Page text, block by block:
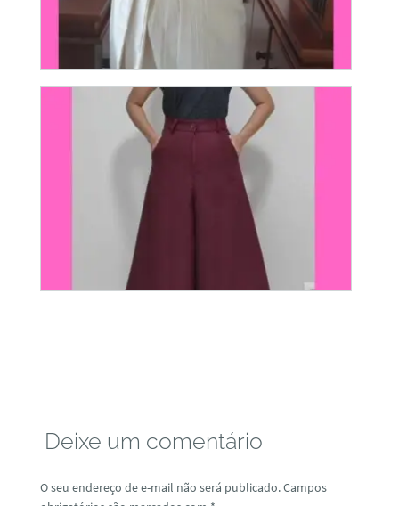
Deixe um comentário
O seu endereço de e-mail não será publicado.Campos